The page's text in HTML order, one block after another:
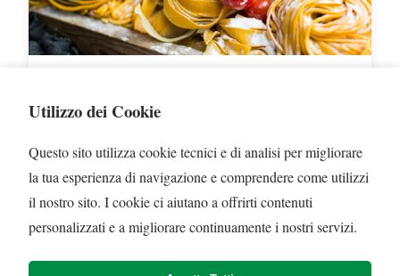
L'Arte della Pasta Fresca Fatta
in Casa
Scopri i segreti per preparare la pasta fresca perfetta
come facevano le nostre nonne, con ingredienti
semplici e tanta passione.
Utilizzo dei Cookie
Questo sito utilizza cookie tecnici e di analisi per migliorare
la tua esperienza di navigazione e comprendere come utilizzi
il nostro sito. I cookie ci aiutano a offrirti contenuti
personalizzati e a migliorare continuamente i nostri servizi.